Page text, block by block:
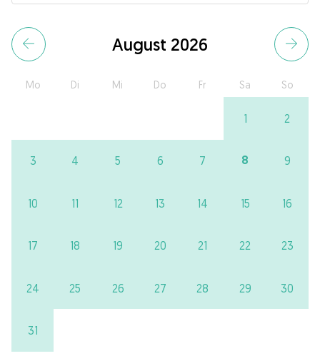
August 2026
Mo Di Mi Do Fr Sa So
1 2
3 4 5 6 7 8 9
10 11 12 13 14 15 16
17 18 19 20 21 22 23
24 25 26 27 28 29 30
31